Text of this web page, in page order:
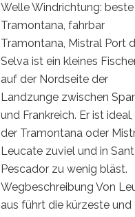
Welle Windrichtung: beste
Tramontana, fahrbar
Tramontana, Mistral Port
Selva ist ein kleines
auf der Nordseite der
Landzunge zwischen
und Frankreich. Er ist
der Tramontana oder
Leucate zuviel und in
Pescador zu wenig bläst.
Wegbeschreibung Von
aus führt die kürzeste und